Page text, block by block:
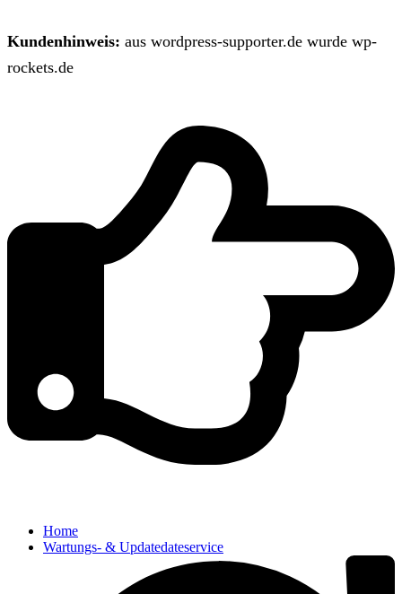
Kundenhinweis: aus wordpress-supporter.de wurde wp-
rockets.de
Home
Wartungs- & Updatedateservice